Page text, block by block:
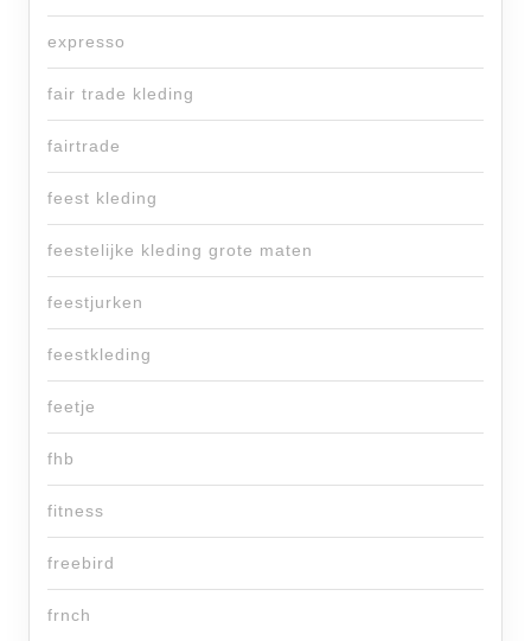
expresso
fair trade kleding
fairtrade
feest kleding
feestelijke kleding grote maten
feestjurken
feestkleding
feetje
fhb
fitness
freebird
frnch